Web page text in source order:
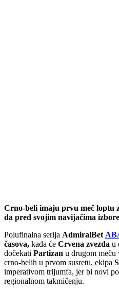
Crno-beli imaju prvu meč loptu
da pred svojim navijačima
Polufinalna serija AdmiralBet
časova, kada će Crvena zvezda u
dočekati Partizan u drugom meču
crno-belih u prvom susretu, ekipa
imperativom trijumfa, jer bi novi
regionalnom takmičenju.